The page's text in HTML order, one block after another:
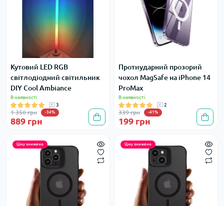
Кутовий LED RGB
світлодіодний світильник
DIY Cool Ambiance
В наявності
3
1 350 грн -34%
889 грн
Протиударний прозорий
чохол MagSafe на iPhone 14
ProMax
В наявності
2
339 грн -41%
199 грн
Ціну знижено Ціну знижено